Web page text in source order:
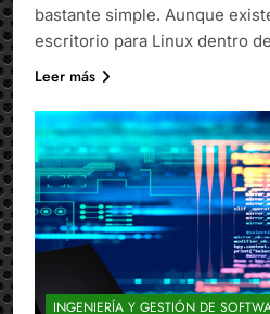
bastante simple. Aunque
escritorio para Linux dentro
Leer más
INGENIERÍA Y GESTIÓN DE